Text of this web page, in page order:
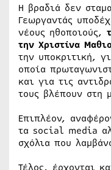
Η βραδιά δεν
Γεωργαντάς
νέους ηθοποιούς,
την Χριστίνα
την υποκριτική,
οποία
και για τις
τους βλέπουν στη
Επιπλέον,
τα social media
σχόλια που